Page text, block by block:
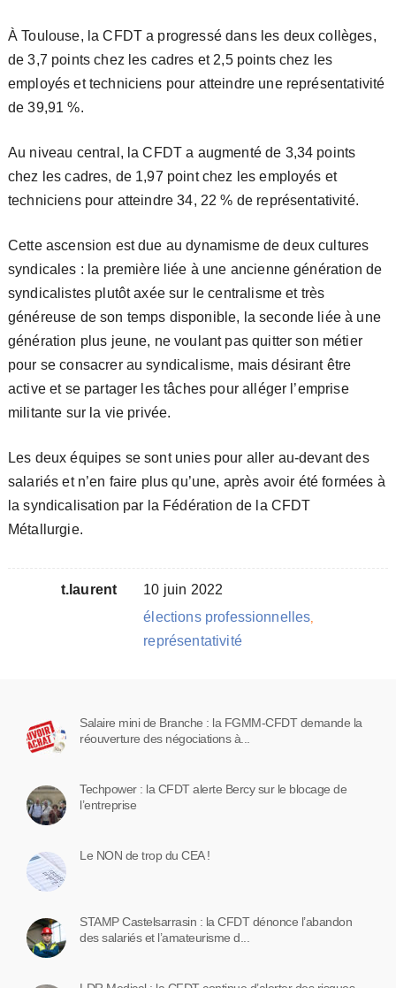
À Toulouse, la CFDT a progressé dans les deux collèges,
de 3,7 points chez les cadres et 2,5 points chez les
employés et techniciens pour atteindre une représentativité
de 39,91 %.
Au niveau central, la CFDT a augmenté de 3,34 points
chez les cadres, de 1,97 point chez les employés et
techniciens pour atteindre 34, 22 % de représentativité.
Cette ascension est due au dynamisme de deux cultures
syndicales : la première liée à une ancienne génération de
syndicalistes plutôt axée sur le centralisme et très
généreuse de son temps disponible, la seconde liée à une
génération plus jeune, ne voulant pas quitter son métier
pour se consacrer au syndicalisme, mais désirant être
active et se partager les tâches pour alléger l’emprise
militante sur la vie privée.
Les deux équipes se sont unies pour aller au-devant des
salariés et n’en faire plus qu’une, après avoir été formées à
la syndicalisation par la Fédération de la CFDT
Métallurgie.
t.laurent
10 juin 2022
élections professionnelles,
représentativité
Salaire mini de Branche : la FGMM-CFDT demande la
réouverture des négociations à...
Techpower : la CFDT alerte Bercy sur le blocage de
l’entreprise
Le NON de trop du CEA !
STAMP Castelsarrasin : la CFDT dénonce l’abandon
des salariés et l’amateurisme d...